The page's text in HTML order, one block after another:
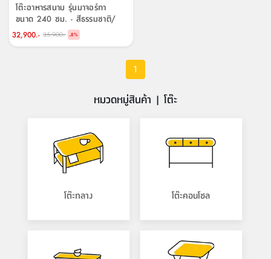
โต๊ะอาหารสนาม รุ่นมาจอร์กา
ขนาด 240 ซม. - สีธรรมชาติ/
ขาว
32,900.- 35,900.- -8%
1
หมวดหมู่สินค้า | โต๊ะ
โต๊ะกลาง โต๊ะคอนโซล